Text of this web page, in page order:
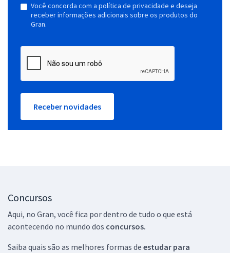
Você concorda com a política de privacidade e deseja
receber informações adicionais sobre os produtos do
Gran.
Receber novidades
Concursos
Aqui, no Gran, você fica por dentro de tudo o que está
acontecendo no mundo dos concursos.
Saiba quais são as melhores formas de estudar para